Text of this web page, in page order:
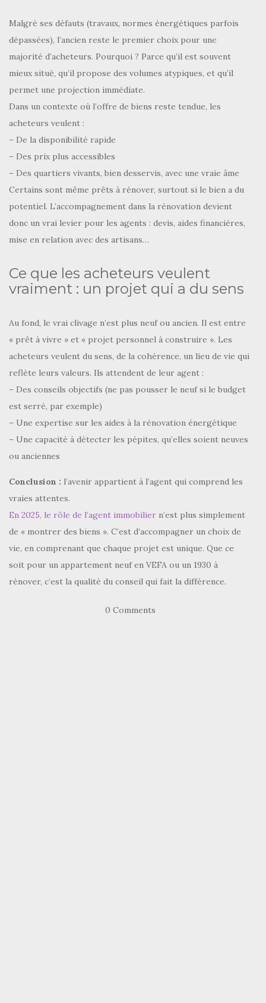
Malgré ses défauts (travaux, normes énergétiques parfois
dépassées), l’ancien reste le premier choix pour une
majorité d’acheteurs. Pourquoi ? Parce qu’il est souvent
mieux situé, qu’il propose des volumes atypiques, et qu’il
permet une projection immédiate.
Dans un contexte où l’offre de biens reste tendue, les
acheteurs veulent :
– De la disponibilité rapide
– Des prix plus accessibles
– Des quartiers vivants, bien desservis, avec une vraie âme
Certains sont même prêts à rénover, surtout si le bien a du
potentiel. L’accompagnement dans la rénovation devient
donc un vrai levier pour les agents : devis, aides financières,
mise en relation avec des artisans…
Ce que les acheteurs veulent
vraiment : un projet qui a du sens
Au fond, le vrai clivage n’est plus neuf ou ancien. Il est entre
« prêt à vivre » et « projet personnel à construire ». Les
acheteurs veulent du sens, de la cohérence, un lieu de vie qui
reflète leurs valeurs. Ils attendent de leur agent :
– Des conseils objectifs (ne pas pousser le neuf si le budget
est serré, par exemple)
– Une expertise sur les aides à la rénovation énergétique
– Une capacité à détecter les pépites, qu’elles soient neuves
ou anciennes
Conclusion : l’avenir appartient à l’agent qui comprend les
vraies attentes.
En 2025, le rôle de l’agent immobilier n’est plus simplement
de « montrer des biens ». C’est d’accompagner un choix de
vie, en comprenant que chaque projet est unique. Que ce
soit pour un appartement neuf en VEFA ou un 1930 à
rénover, c’est la qualité du conseil qui fait la différence.
0 Comments